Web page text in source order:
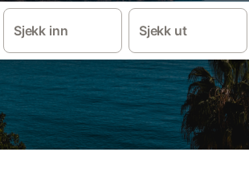
Sjekk inn Sjekk ut